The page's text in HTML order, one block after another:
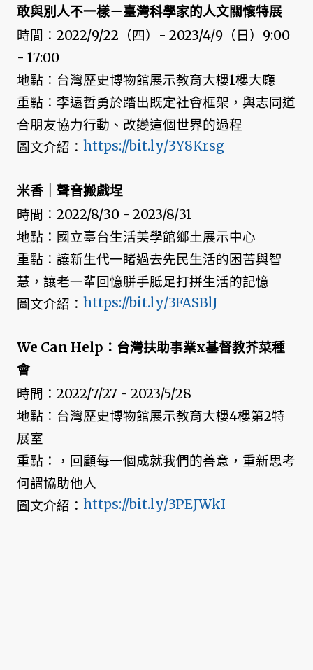
敢與別人不一樣－臺灣科學家的人文關懷特展
時間：2022/9/22（四）- 2023/4/9（日）9:00
- 17:00
地點：台灣歷史博物館展示教育大樓1樓大廳
重點：李遠哲勇於踏出既定社會框架，與志同道
合朋友協力行動、改變這個世界的過程
圖文介紹： https://bit.ly/3Y8Krsg
米香｜聲音搬戲埕
時間：2022/8/30 - 2023/8/31
地點：國立臺台生活美學館鄉土展示中心
重點：讓新生代一睹過去先民生活的困苦與智
慧，讓老一輩回憶胼手胝足打拼生活的記憶
圖文介紹： https://bit.ly/3FASBlJ
We Can Help：台灣扶助事業x基督教芥菜種
會
時間：2022/7/27 - 2023/5/28
地點：台灣歷史博物館展示教育大樓4樓第2特
展室
重點：，回顧每一個成就我們的善意，重新思考
何謂協助他人
圖文介紹： https://bit.ly/3PEJWkI